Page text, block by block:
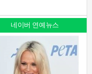
네이버 연예뉴스